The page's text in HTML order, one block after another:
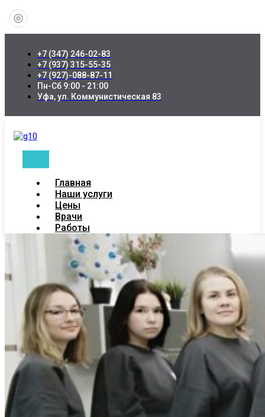
+7 (347) 246-02-83
+7 (937) 315-55-35
+7 (927)-088-87-11
Пн-Сб 9:00 - 21:00
Уфа, ул. Коммунистическая 83
Главная
Наши услуги
Цены
Врачи
Работы
Новости
Пациентам
Гарантии
Свидетельства
Лицензии
Договор
Гос гарантии РФ
Гос гарантии РБ
Лечение по ДМС
FAQ
Контакты
X